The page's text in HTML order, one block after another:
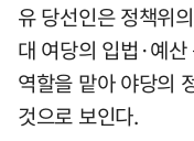
유 당선인은 정책위
대 여당의 입법·예
역할을 맡아 야당의
것으로 보인다.